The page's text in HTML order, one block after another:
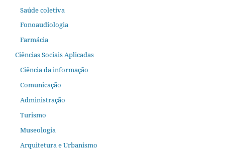
Saúde coletiva
Fonoaudiologia
Farmácia
Ciências Sociais Aplicadas
Ciência da informação
Comunicação
Administração
Turismo
Museologia
Arquitetura e Urbanismo